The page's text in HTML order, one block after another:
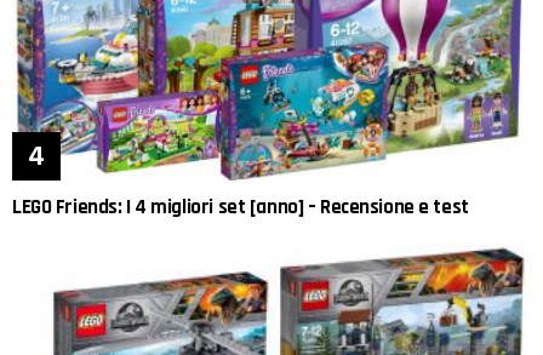
LEGO Friends: I 4 migliori set [anno] – Recensione e test